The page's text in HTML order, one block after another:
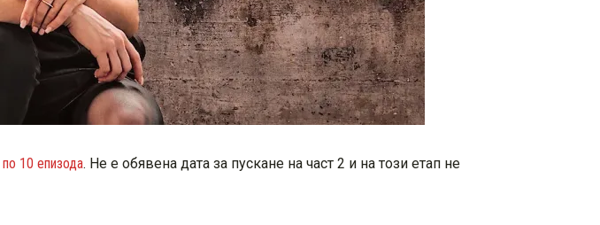
по 10 епизода. Не е обявена дата за пускане на част 2 и на този етап не